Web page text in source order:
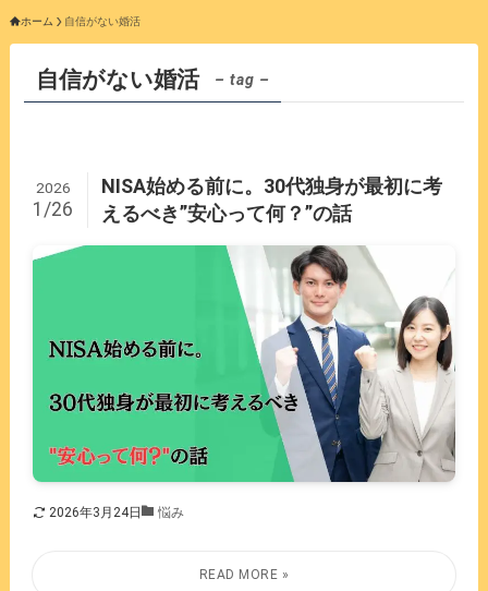
ホーム 自信がない婚活
自信がない婚活 – tag –
NISA始める前に。30代独身が最初に考
えるべき”安心って何？”の話
2026
1/26
2026年3月24日 悩み